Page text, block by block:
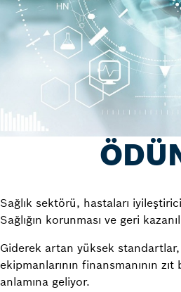
Sağlık sektörü, hastaları
Sağlığın korunması ve geri
Giderek artan yüksek
ekipmanlarının finansmanının
anlamına geliyor.